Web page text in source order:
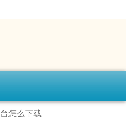
怎么下载